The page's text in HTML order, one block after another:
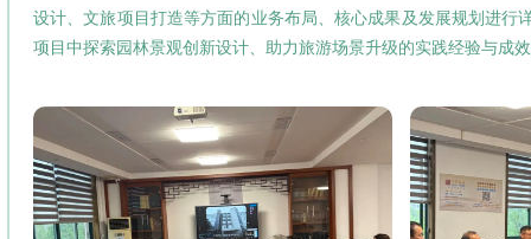
设计、文旅项目打造等方面的业务布局、核心成果及发展规划进行
项目中探索园林景观创新设计、助力旅游场景升级的实践经验与成